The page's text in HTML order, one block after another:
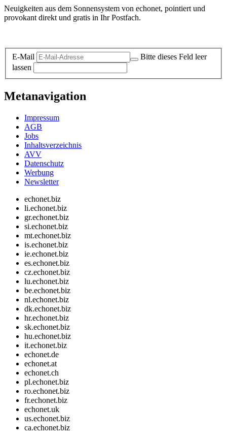
Neuigkeiten aus dem Sonnensystem von echonet, pointiert und
provokant direkt und gratis in Ihr Postfach.
E-Mail
Bitte dieses Feld leer
lassen
Metanavigation
Impressum
AGB
Jobs
Inhaltsverzeichnis
AVV
Datenschutz
Werbung
Newsletter
echonet.biz
li.echonet.biz
gr.echonet.biz
si.echonet.biz
mt.echonet.biz
is.echonet.biz
ie.echonet.biz
es.echonet.biz
cz.echonet.biz
lu.echonet.biz
be.echonet.biz
nl.echonet.biz
dk.echonet.biz
hr.echonet.biz
sk.echonet.biz
hu.echonet.biz
it.echonet.biz
echonet.de
echonet.at
echonet.ch
pl.echonet.biz
ro.echonet.biz
fr.echonet.biz
echonet.uk
us.echonet.biz
ca.echonet.biz